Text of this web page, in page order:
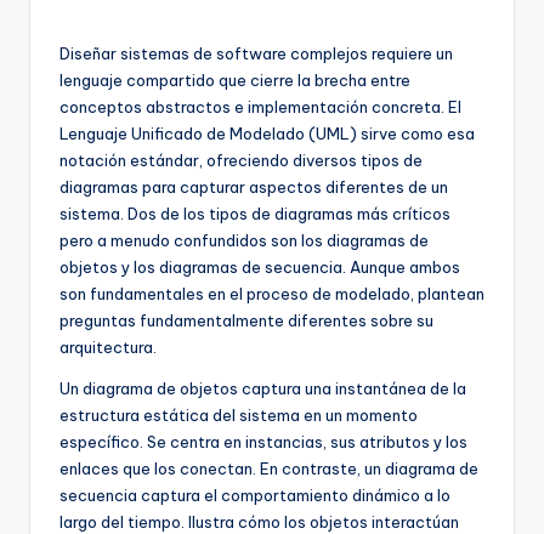
o
w
&
D
it
Diseñar sistemas de software complejos requiere un
lenguaje compartido que cierre la brecha entre
conceptos abstractos e implementación concreta. El
Lenguaje Unificado de Modelado (UML) sirve como esa
notación estándar, ofreciendo diversos tipos de
diagramas para capturar aspectos diferentes de un
sistema. Dos de los tipos de diagramas más críticos
pero a menudo confundidos son los diagramas de
objetos y los diagramas de secuencia. Aunque ambos
son fundamentales en el proceso de modelado, plantean
preguntas fundamentalmente diferentes sobre su
arquitectura.
Un diagrama de objetos captura una instantánea de la
estructura estática del sistema en un momento
específico. Se centra en instancias, sus atributos y los
enlaces que los conectan. En contraste, un diagrama de
secuencia captura el comportamiento dinámico a lo
largo del tiempo. Ilustra cómo los objetos interactúan